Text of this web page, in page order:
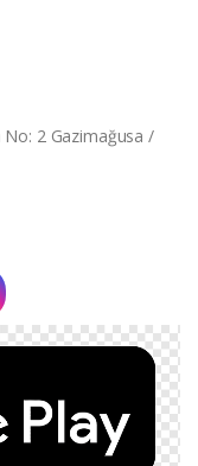
2 Gazimağusa /